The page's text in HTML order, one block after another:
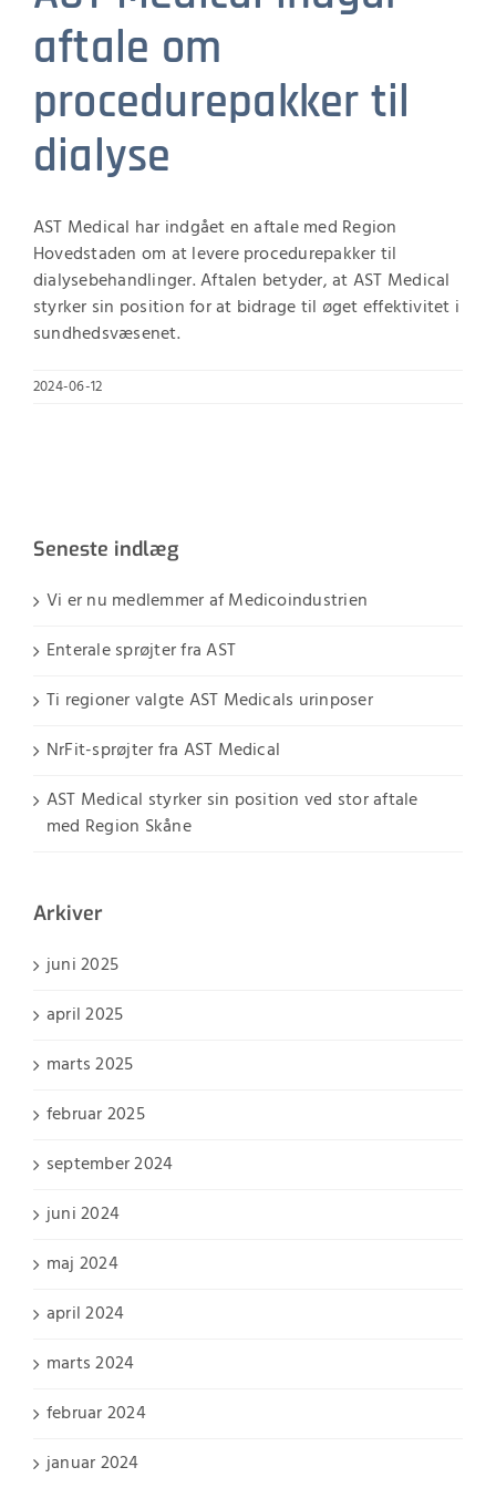
aftale om
procedurepakker til
dialyse
AST Medical har indgået en aftale med Region
Hovedstaden om at levere procedurepakker til
dialysebehandlinger. Aftalen betyder, at AST Medical
styrker sin position for at bidrage til øget effektivitet i
sundhedsvæsenet.
2024-06-12
Seneste indlæg
Vi er nu medlemmer af Medicoindustrien
Enterale sprøjter fra AST
Ti regioner valgte AST Medicals urinposer
NrFit-sprøjter fra AST Medical
AST Medical styrker sin position ved stor aftale
med Region Skåne
Arkiver
juni 2025
april 2025
marts 2025
februar 2025
september 2024
juni 2024
maj 2024
april 2024
marts 2024
februar 2024
januar 2024